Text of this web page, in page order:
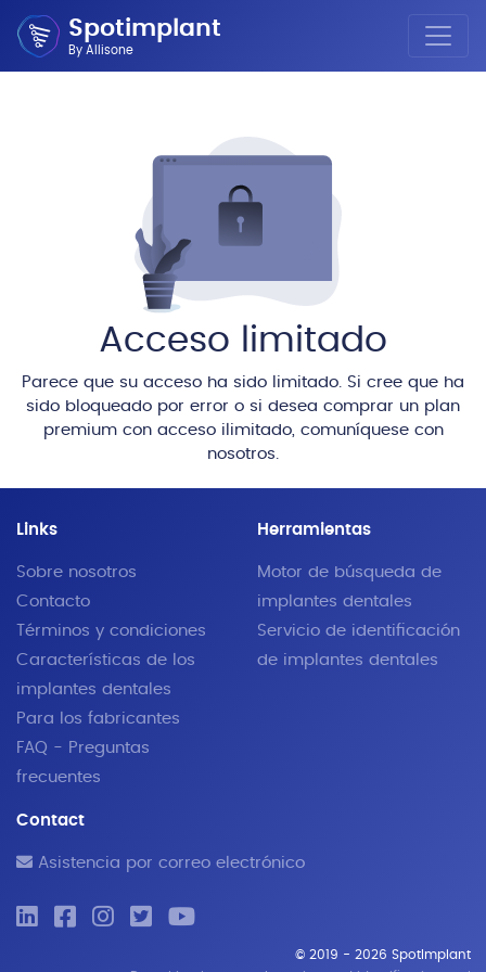
Spotimplant
By Allisone
Acceso limitado
Parece que su acceso ha sido limitado. Si cree que ha
sido bloqueado por error o si desea comprar un plan
premium con acceso ilimitado, comuníquese con
nosotros.
Links
Sobre nosotros
Contacto
Términos y condiciones
Características de los
implantes dentales
Para los fabricantes
FAQ - Preguntas
frecuentes
Herramientas
Motor de búsqueda de
implantes dentales
Servicio de identificación
de implantes dentales
Contact
Asistencia por correo electrónico
© 2019 - 2026 SpotImplant